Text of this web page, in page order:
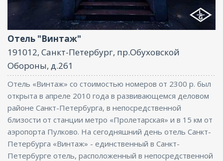
Ресторан, Бар, Парковка, Интернет, Бизнес-центр,
Конференц-зал
Отель "Винтаж"
191012, Санкт-Петербург, пр.Обуховской
Обороны, д.261
Отель «Винтаж» со стоимостью номеров от 2300 р. был
открыта в апреле 2010 года в развивающемся деловом
районе Санкт-Петербурга, в непосредственной
близости от станции метро «Пролетарская» и в 15 км от
аэропорта Пулково. На сегодняшний день отель Санкт-
Петербурга «Винтаж» - единственный в Санкт-
Петербурге отель, расположенный в непосредственной